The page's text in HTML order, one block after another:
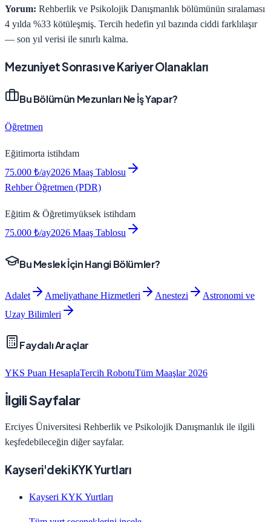
Yorum: Rehberlik ve Psikolojik Danışmanlık bölümünün sıralaması
4 yılda %33 kötüleşmiş. Tercih hedefin yıl bazında ciddi farklılaşır
— son yıl verisi ile sınırlı kalma.
Mezuniyet Sonrası ve Kariyer Olanakları
Bu Bölümün Mezunları Ne İş Yapar?
Öğretmen
Eğitimorta istihdam
75.000 ₺/ay2026 Maaş Tablosu
Rehber Öğretmen (PDR)
Eğitim & Öğretimyüksek istihdam
75.000 ₺/ay2026 Maaş Tablosu
Bu Meslek İçin Hangi Bölümler?
Adalet Ameliyathane Hizmetleri Anestezi
Astronomi ve
Uzay Bilimleri
Faydalı Araçlar
YKS Puan HesaplaTercih RobotuTüm Maaşlar 2026
İlgili Sayfalar
Erciyes Üniversitesi Rehberlik ve Psikolojik Danışmanlık ile ilgili
keşfedebileceğin diğer sayfalar.
Kayseri'deki KYK Yurtları
Kayseri KYK Yurtları